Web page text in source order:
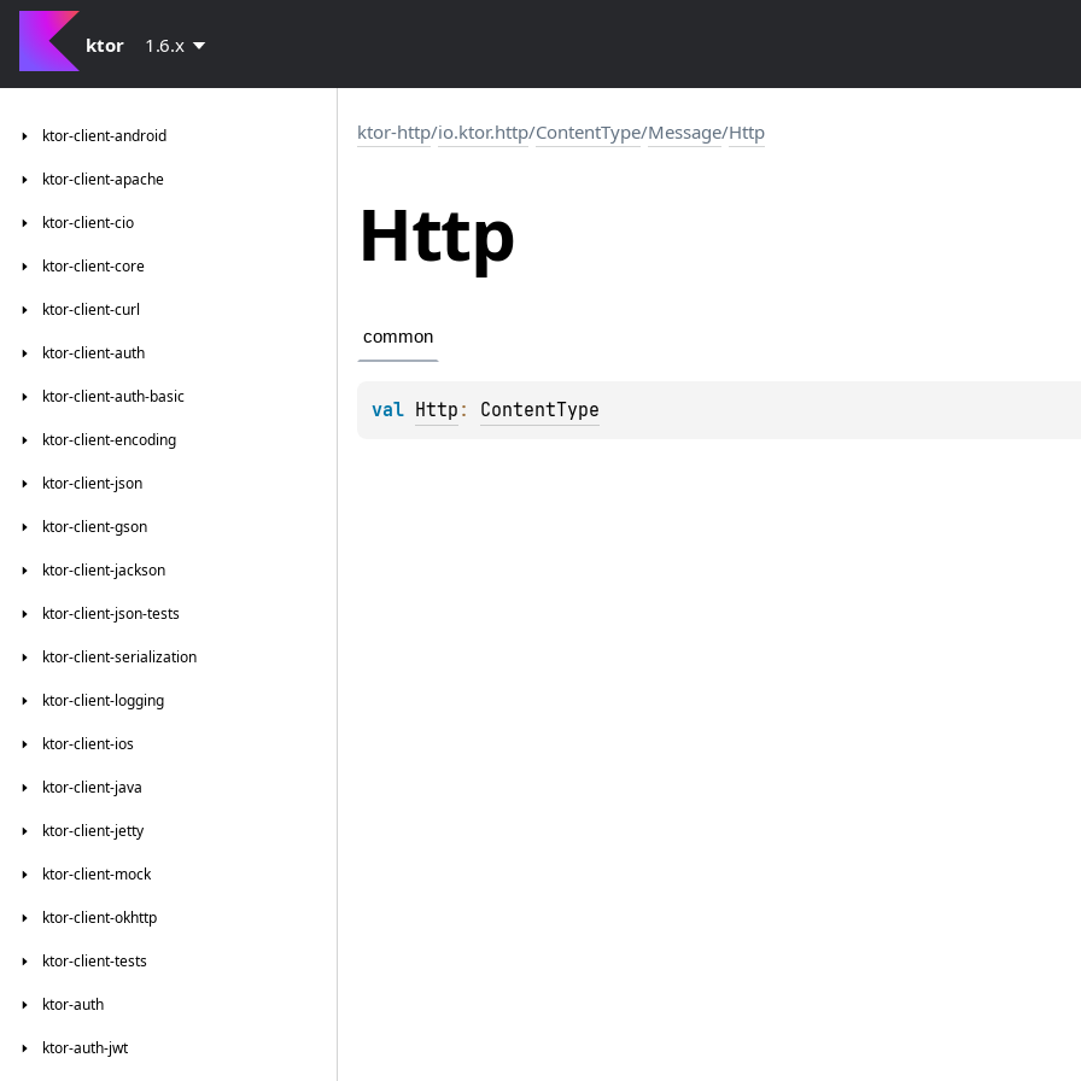
ktor 1.6.x
ktor-client-android
ktor-client-apache
ktor-client-cio
ktor-client-core
ktor-client-curl
ktor-client-auth
ktor-client-auth-basic
ktor-client-encoding
ktor-client-json
ktor-client-gson
ktor-client-jackson
ktor-client-json-tests
ktor-client-serialization
ktor-client-logging
ktor-client-ios
ktor-client-java
ktor-client-jetty
ktor-client-mock
ktor-client-okhttp
ktor-client-tests
ktor-auth
ktor-auth-jwt
ktor-http/io.ktor.http/ContentType/Message/Http
Http
common
val Http : ContentType